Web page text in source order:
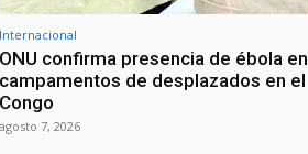
Internacional
ONU confirma presencia de ébola en
campamentos de desplazados en el
Congo
agosto 7, 2026